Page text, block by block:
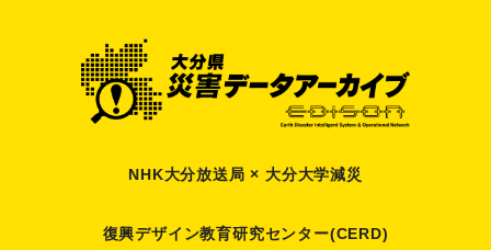
NHK大分放送局 × 大分大学減災
復興デザイン教育研究センター(CERD)